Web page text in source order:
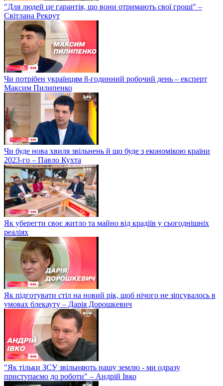
"Для людей це гарантія, що вони отримають свої гроші" –
Світлана Рекрут
Чи потрібен українцям 8-годинний робочий день – експерт
Максим Пилипенко
Чи буде нова хвиля звільнень й що буде з економікою країни
2023-го – Павло Кухта
Як уберегти своє житло та майно від крадіїв у сьогоднішніх
реаліях
Як підготувати стіл на новий рік, щоб нічого не зіпсувалось в
умовах блекауту – Дарія Дорошкевич
"Як тільки ЗСУ звільняють нашу землю - ми одразу
приступаємо до роботи" – Андрій Івко